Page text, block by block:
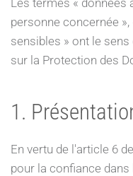
Les termes « données
personne concernée
sensibles » ont le sens
sur la Protection des
1.
En vertu de l'article 6
pour la confiance